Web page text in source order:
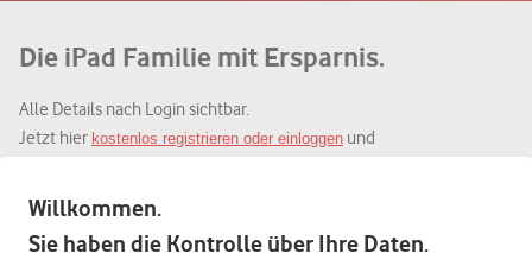
Willkommen.
Sie haben die Kontrolle über Ihre Daten.
Die iPad Familie mit Ersparnis.
Alle Details nach Login sichtbar.
Jetzt hier kostenlos registrieren oder einloggen und
Zum Deal